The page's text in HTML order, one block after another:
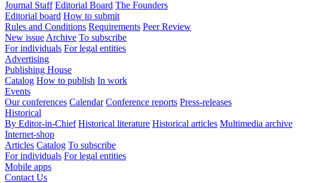
Journal Staff Editorial Board The Founders
Editorial board How to submit
Rules and Conditions Requirements Peer Review
New issue Archive To subscribe
For individuals For legal entities
Advertising
Publishing House
Catalog How to publish In work
Events
Our conferences Calendar Conference reports Press-releases
Historical
By Editor-in-Chief Historical literature Historical articles Multimedia archive
Internet-shop
Articles Catalog To subscribe
For individuals For legal entities
Mobile apps
Contact Us